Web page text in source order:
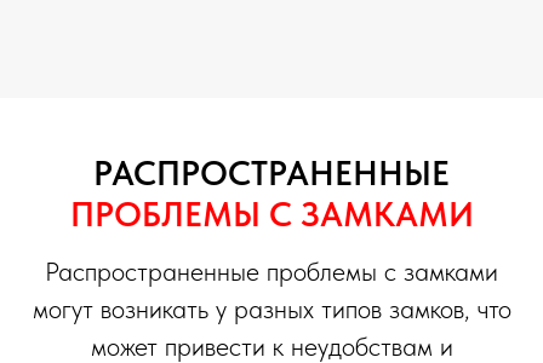
РАСПРОСТРАНЕННЫЕ
ПРОБЛЕМЫ С ЗАМКАМИ
Распространенные проблемы с замками
могут возникать у разных типов замков, что
может привести к неудобствам и